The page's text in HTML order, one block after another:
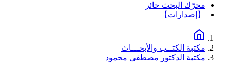
محرّك البحث حائر
【إصدارات】
مكتبة الكتــب والأبحـــاث
مكتبة الدكتور مصطفى محمود